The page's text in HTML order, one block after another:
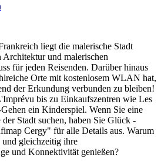
liegt die malerische Stadt
und malerischen
für jeden Reisenden. Darüber hinaus
Orte mit kostenlosem WLAN hat,
der Erkundung verbunden zu bleiben!
bis zu Einkaufszentren wie Les
ein Kinderspiel. Wenn Sie eine
Stadt suchen, haben Sie Glück -
Cergy" für alle Details aus. Warum
und gleichzeitig ihre
und Konnektivität genießen?